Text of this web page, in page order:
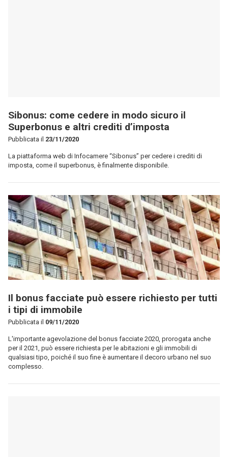
Sibonus: come cedere in modo sicuro il
Superbonus e altri crediti d’imposta
Pubblicata il 23/11/2020
La piattaforma web di Infocamere “Sibonus” per cedere i crediti di
imposta, come il superbonus, è finalmente disponibile.
Il bonus facciate può essere richiesto per tutti
i tipi di immobile
Pubblicata il 09/11/2020
L'importante agevolazione del bonus facciate 2020, prorogata anche
per il 2021, può essere richiesta per le abitazioni e gli immobili di
qualsiasi tipo, poiché il suo fine è aumentare il decoro urbano nel suo
complesso.